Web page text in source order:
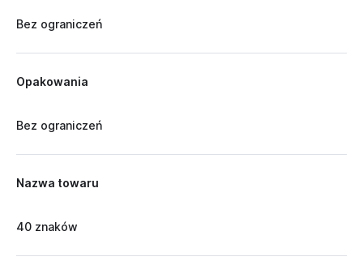
Bez ograniczeń
Opakowania
Bez ograniczeń
Nazwa towaru
40 znaków